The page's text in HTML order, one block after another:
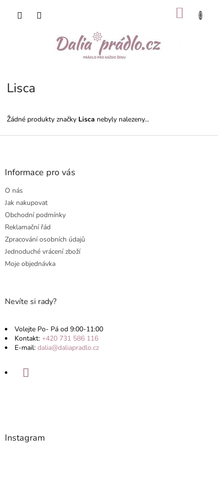
Lisca
Žádné produkty značky Lisca nebyly nalezeny...
Z
Informace pro vás
O nás
Jak nakupovat
Obchodní podmínky
Reklamační řád
Zpracování osobních údajů
Jednoduché vrácení zboží
Moje objednávka
Nevíte si rady?
Volejte Po- Pá od 9:00-11:00
Kontakt: +420 731 586 116
E-mail: dalia@daliapradlo.cz
Instagram